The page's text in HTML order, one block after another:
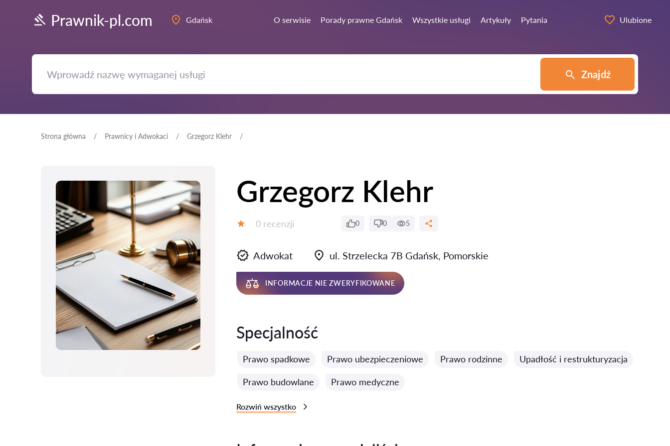
Prawnik-pl.com Gdańsk O serwisie Porady prawne Gdańsk Wszystkie usługi Artykuły Pytania Ulubione
Znajdź
Strona główna Prawnicy i Adwokaci Grzegorz Klehr
Grzegorz Klehr
Recenzji:
0 recenzji 0 0 5
Adwokat ul. Strzelecka 7B Gdańsk, Pomorskie
INFORMACJE NIE ZWERYFIKOWANE
Specjalność
Prawo spadkowe Prawo ubezpieczeniowe Prawo rodzinne Upadłość i restrukturyzacja
Prawo budowlane Prawo medyczne
Rozwiń wszystko